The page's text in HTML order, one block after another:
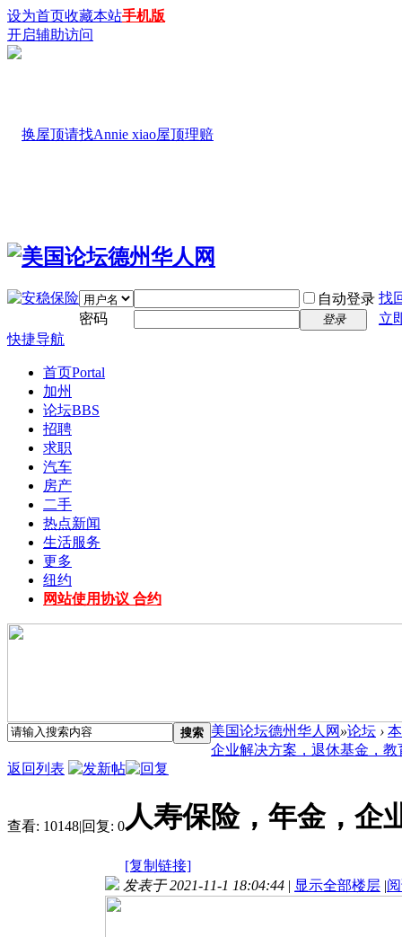
设为首页收藏本站手机版
开启辅助访问
自动登录 找
密码
登录
立
快捷导航
首页Portal
加州
论坛BBS
招聘
求职
汽车
房产
二手
热点新闻
生活服务
更多
纽约
网站使用协议 合约
搜索 美国论坛德州华人网 »论坛 ›
企业解决方案，退休基金，教
返回列表
查看: 10148|回复: 0人寿保险，年金，企
[复制链接]
发表于 2021-11-1 18:04:44 | 显示全部楼层 |